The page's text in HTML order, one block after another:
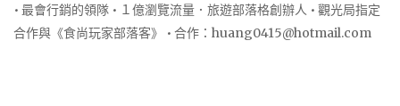
• 最會行銷的領隊 • １億瀏覽流量．旅遊部落格創辦人 • 觀光局指定
合作與《食尚玩家部落客》 • 合作： huang0415@hotmail.com